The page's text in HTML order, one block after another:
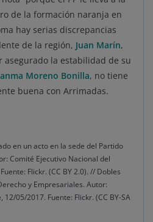
de la formación naranja en
hay serias discrepancias
de la región, Juan Marín,
asegurado la estabilidad de su
Moreno Bonilla, no tiene
buena con Arrimadas.
en un acto en la sede del Partido
Comité Ejecutivo Nacional del
Flickr. (CC BY 2.0). // Dobles
y Empresariales. Autor:
05/2017. Fuente: Flickr. (CC BY-SA